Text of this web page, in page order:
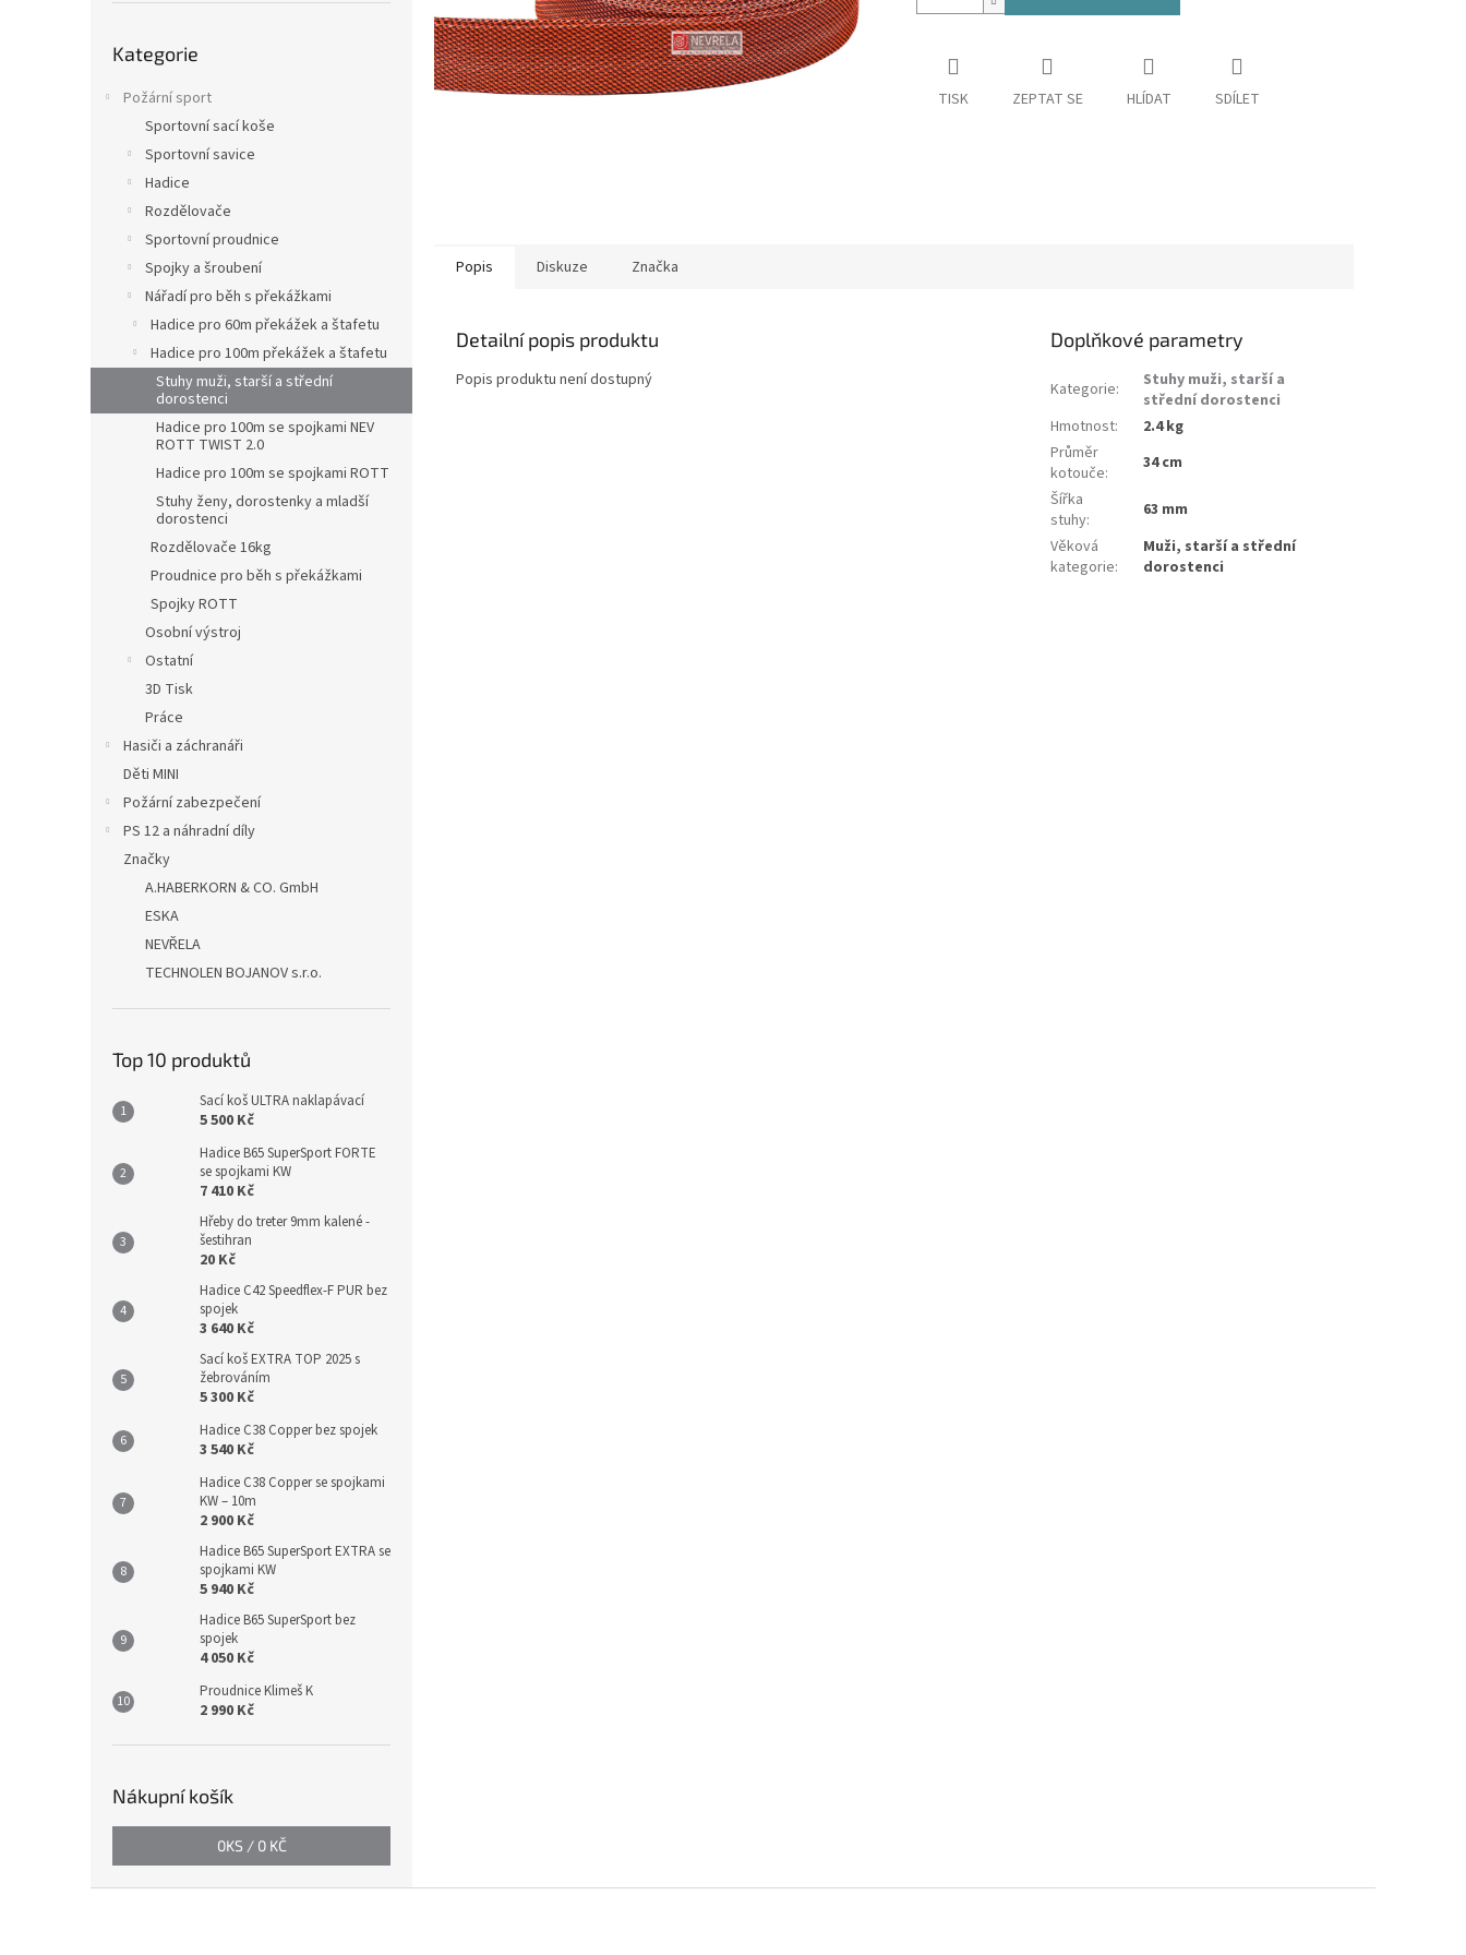
kategorie
Kategorie
Požární sport
Sportovní sací koše
Sportovní savice
Hadice
Rozdělovače
Sportovní proudnice
Spojky a šroubení
Nářadí pro běh s překážkami
Hadice pro 60m překážek a štafetu
Hadice pro 100m překážek a štafetu
Stuhy muži, starší a střední
dorostenci
Hadice pro 100m se spojkami NEV
ROTT TWIST 2.0
Hadice pro 100m se spojkami ROTT
Stuhy ženy, dorostenky a mladší
dorostenci
Rozdělovače 16kg
Proudnice pro běh s překážkami
Spojky ROTT
Osobní výstroj
Ostatní
3D Tisk
Práce
Hasiči a záchranáři
Děti MINI
Požární zabezpečení
PS 12 a náhradní díly
Značky
A.HABERKORN & CO. GmbH
ESKA
NEVŘELA
TECHNOLEN BOJANOV s.r.o.
Top 10 produktů
Sací koš ULTRA naklapávací
5 500 Kč
Hadice B65 SuperSport FORTE
se spojkami KW
7 410 Kč
Hřeby do treter 9mm kalené -
šestihran
20 Kč
Hadice C42 Speedflex-F PUR bez
spojek
3 640 Kč
Sací koš EXTRA TOP 2025 s
žebrováním
5 300 Kč
Hadice C38 Copper bez spojek
3 540 Kč
Hadice C38 Copper se spojkami
KW – 10m
2 900 Kč
Hadice B65 SuperSport EXTRA se
spojkami KW
5 940 Kč
Hadice B65 SuperSport bez
spojek
4 050 Kč
Proudnice Klimeš K
2 990 Kč
Nákupní košík
0KS / 0 KČ
TISK ZEPTAT SE HLÍDAT SDÍLET
Popis Diskuze Značka
Detailní popis produktu
Popis produktu není dostupný
Doplňkové parametry
Kategorie:
Stuhy muži, starší a
střední dorostenci
Hmotnost:
2.4 kg
Průměr
kotouče:
34 cm
Šířka
stuhy:
63 mm
Věková
kategorie:
Muži, starší a střední
dorostenci